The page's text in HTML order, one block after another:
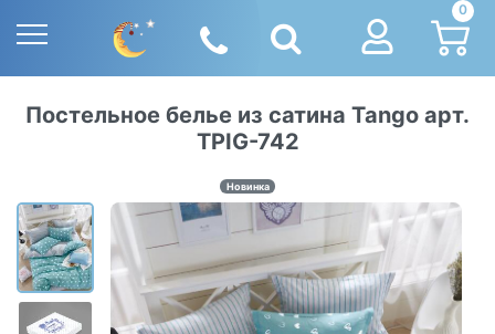
0
Постельное белье из сатина Tango арт.
TPIG-742
Новинка